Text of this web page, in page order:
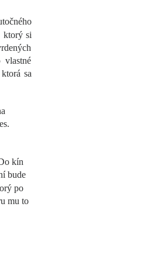
ktorý si
sa
kín
bude
po
mu to